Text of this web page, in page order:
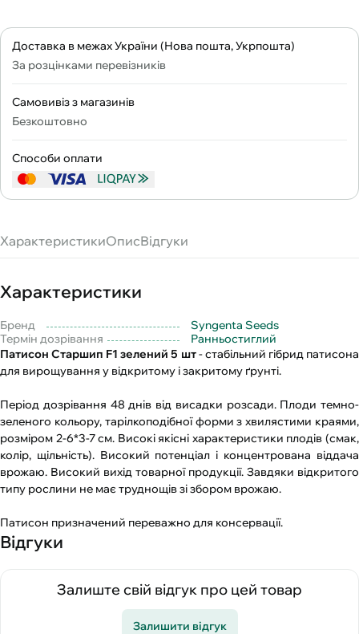
Доставка в межах України (Нова пошта, Укрпошта)
За розцінками перевізників
Самовивіз з магазинів
Безкоштовно
Способи оплати
ХарактеристикиОписВідгуки
Характеристики
Бренд
Syngenta Seeds
Термін дозрівання
Ранньостиглий
Патисон Старшип F1 зелений 5 шт- стабільний гібрид патисона
для вирощування у відкритому і закритому ґрунті.
Період дозрівання 48 днів від висадки розсади. Плоди темно-
зеленого кольору, тарілкоподібної форми з хвилястими краями,
розміром 2-6*3-7 см. Високі якісні характеристики плодів (смак,
колір, щільність). Високий потенціал і концентрована віддача
врожаю. Високий вихід товарної продукції. Завдяки відкритого
типу рослини не має труднощів зі збором врожаю.
Патисон призначений переважно для консервації.
Відгуки
Залиште свій відгук про цей товар
Залишити відгук